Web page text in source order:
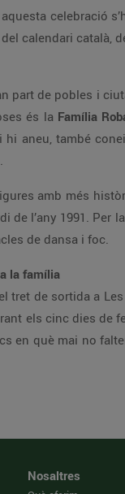
celebració
calendari català,
part de pobles i
és la Família
hi aneu, també
amb més
de l’any 1991.
de dansa i foc.
la família
tret de sortida a
els cinc dies de
en què mai no
Nosaltres